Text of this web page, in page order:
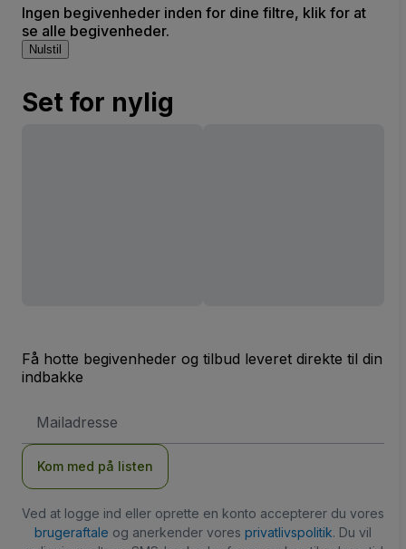
Ingen begivenheder inden for dine filtre, klik for at
se alle begivenheder.
Nulstil
Set for nylig
Få hotte begivenheder og tilbud leveret direkte til din
indbakke
adresse
Kom med på listen
Ved at logge ind eller oprette en konto accepterer du vores
brugeraftale og anerkender vores privatlivspolitik. Du vil